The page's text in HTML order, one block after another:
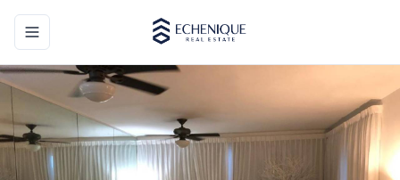
Toggle navigation menu